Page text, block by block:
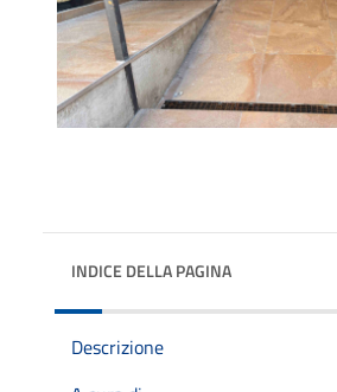
INDICE DELLA PAGINA
Descrizione